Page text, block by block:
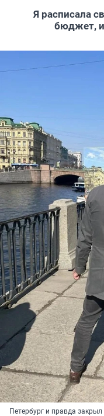
Я расписала
бюджет, и
Петербург и правда